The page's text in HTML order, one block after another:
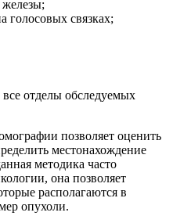
голосовых связках;
все отделы обследуемых
позволяет оценить
местонахождение
методика часто
она позволяет
располагаются в
опухоли.